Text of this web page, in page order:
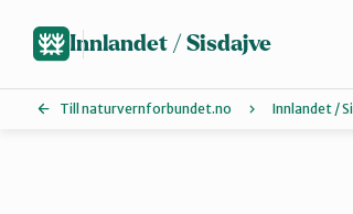
hovedinnhold
Innlandet / Sisdajve
Till naturvernforbundet.no Innlandet /